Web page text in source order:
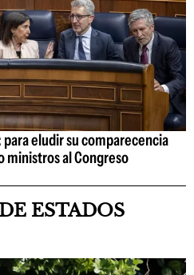
eludir su comparecencia
ministros al Congreso
ESTADOS